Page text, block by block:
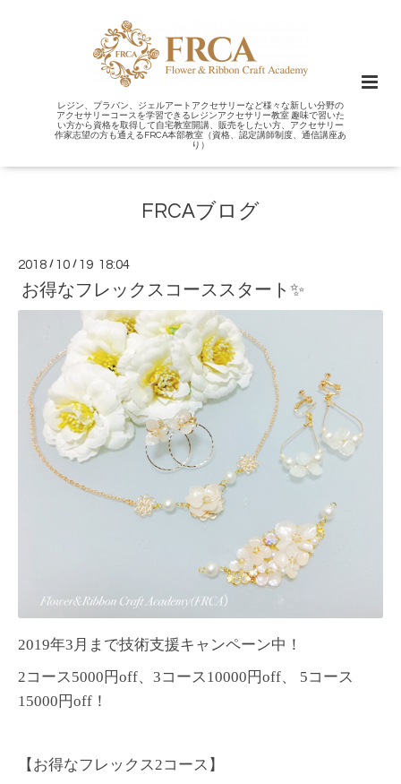
レジン、プラバン、ジェルアートアクセサリーなど様々な新しい分野の
アクセサリーコースを学習できるレジンアクセサリー教室 趣味で習いた
い方から資格を取得して自宅教室開講、販売をしたい方、アクセサリー
作家志望の方も通えるFRCA本部教室（資格、認定講師制度、通信講座あ
り）
FRCAブログ
2018 / 10 / 19 18:04
お得なフレックスコーススタート✨
2019年3月まで技術支援キャンペーン中！
2コース5000円off、3コース10000円off、 5コース
15000円off！
【お得なフレックス2コース】